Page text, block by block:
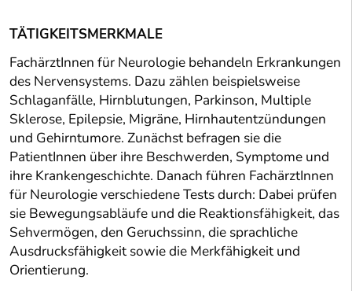
TÄTIGKEITSMERKMALE
FachärztInnen für Neurologie behandeln Erkrankungen
des Nervensystems. Dazu zählen beispielsweise
Schlaganfälle, Hirnblutungen, Parkinson, Multiple
Sklerose, Epilepsie, Migräne, Hirnhautentzündungen
und Gehirntumore. Zunächst befragen sie die
PatientInnen über ihre Beschwerden, Symptome und
ihre Krankengeschichte. Danach führen FachärztInnen
für Neurologie verschiedene Tests durch: Dabei prüfen
sie Bewegungsabläufe und die Reaktionsfähigkeit, das
Sehvermögen, den Geruchssinn, die sprachliche
Ausdrucksfähigkeit sowie die Merkfähigkeit und
Orientierung.